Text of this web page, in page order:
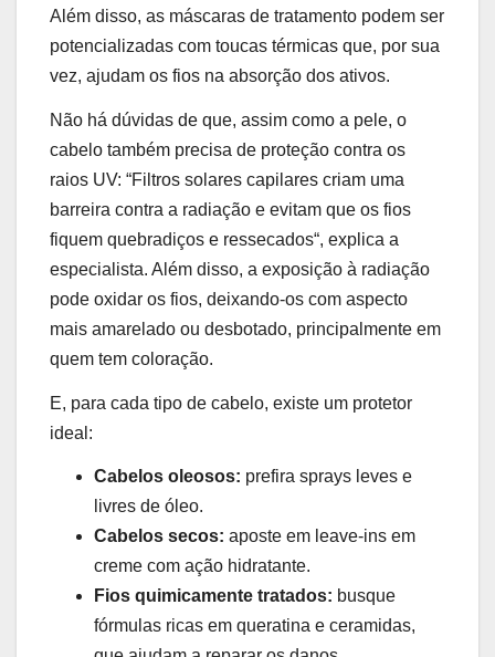
Além disso, as máscaras de tratamento podem ser
potencializadas com toucas térmicas que, por sua
vez, ajudam os fios na absorção dos ativos.
Não há dúvidas de que, assim como a pele, o
cabelo também precisa de proteção contra os
raios UV: “Filtros solares capilares criam uma
barreira contra a radiação e evitam que os fios
fiquem quebradiços e ressecados“, explica a
especialista. Além disso, a exposição à radiação
pode oxidar os fios, deixando-os com aspecto
mais amarelado ou desbotado, principalmente em
quem tem coloração.
E, para cada tipo de cabelo, existe um protetor
ideal:
Cabelos oleosos: prefira sprays leves e
livres de óleo.
Cabelos secos: aposte em leave-ins em
creme com ação hidratante.
Fios quimicamente tratados: busque
fórmulas ricas em queratina e ceramidas,